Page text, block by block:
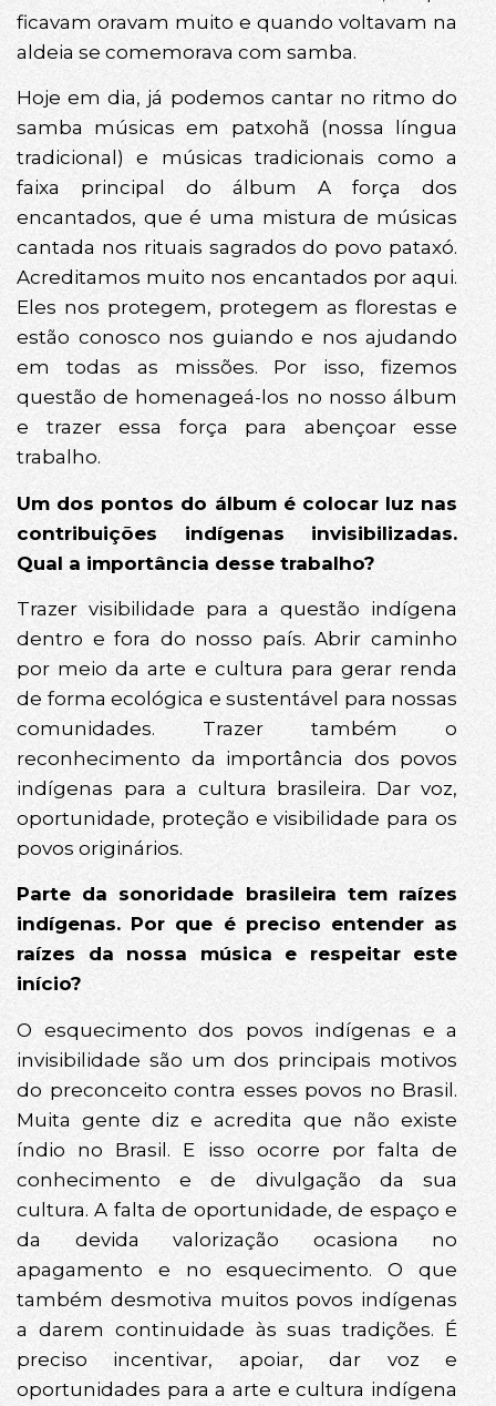
ficavam oravam muito e quando voltavam na
aldeia se comemorava com samba.
Hoje em dia, já podemos cantar no ritmo do
samba músicas em patxohã (nossa língua
tradicional) e músicas tradicionais como a
faixa principal do álbum A força dos
encantados, que é uma mistura de músicas
cantada nos rituais sagrados do povo pataxó.
Acreditamos muito nos encantados por aqui.
Eles nos protegem, protegem as florestas e
estão conosco nos guiando e nos ajudando
em todas as missões. Por isso, fizemos
questão de homenageá-los no nosso álbum
e trazer essa força para abençoar esse
trabalho.
Um dos pontos do álbum é colocar luz nas
contribuições indígenas invisibilizadas.
Qual a importância desse trabalho?
Trazer visibilidade para a questão indígena
dentro e fora do nosso país. Abrir caminho
por meio da arte e cultura para gerar renda
de forma ecológica e sustentável para nossas
comunidades. Trazer também o
reconhecimento da importância dos povos
indígenas para a cultura brasileira. Dar voz,
oportunidade, proteção e visibilidade para os
povos originários.
Parte da sonoridade brasileira tem raízes
indígenas. Por que é preciso entender as
raízes da nossa música e respeitar este
início?
O esquecimento dos povos indígenas e a
invisibilidade são um dos principais motivos
do preconceito contra esses povos no Brasil.
Muita gente diz e acredita que não existe
índio no Brasil. E isso ocorre por falta de
conhecimento e de divulgação da sua
cultura. A falta de oportunidade, de espaço e
da devida valorização ocasiona no
apagamento e no esquecimento. O que
também desmotiva muitos povos indígenas
a darem continuidade às suas tradições. É
preciso incentivar, apoiar, dar voz e
oportunidades para a arte e cultura indígena